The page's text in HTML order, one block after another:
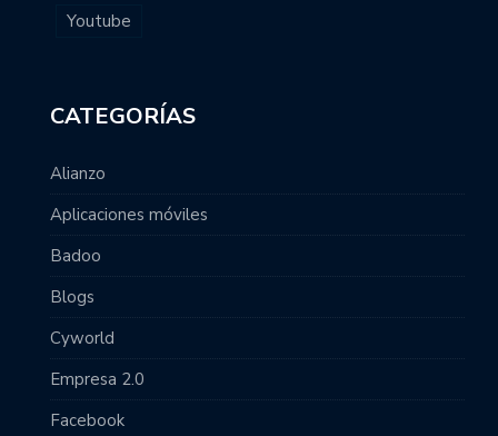
Youtube
CATEGORÍAS
Alianzo
Aplicaciones móviles
Badoo
Blogs
Cyworld
Empresa 2.0
Facebook